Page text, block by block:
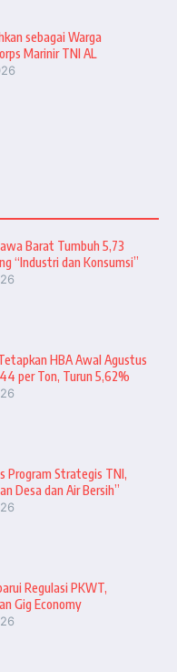
sebagai Warga
Marinir TNI AL
Barat Tumbuh 5,73
“Industri dan Konsumsi”
HBA Awal Agustus
per Ton, Turun 5,62%
Program Strategis TNI,
Desa dan Air Bersih”
Regulasi PKWT,
Gig Economy